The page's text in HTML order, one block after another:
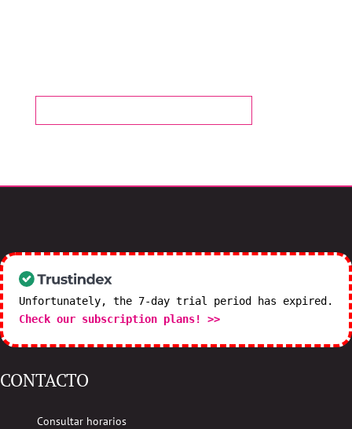
Unfortunately, the 7-day trial period has expired.
Check our subscription plans! >>
CONTACTO
Consultar horarios